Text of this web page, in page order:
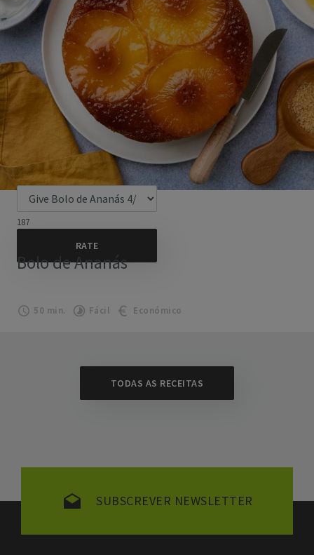
187
Bolo de Ananás
50 min. Fácil Económico
TODAS AS RECEITAS
SUBSCREVER NEWSLETTER